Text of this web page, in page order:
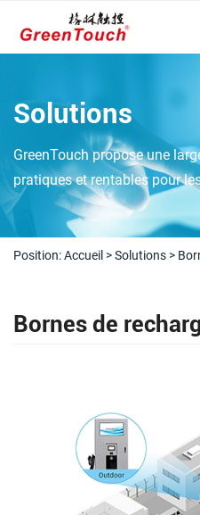
Solutions
GreenTouch propose une
pratiques et rentables pour
Position:Accueil >Solutions >
Bornes de